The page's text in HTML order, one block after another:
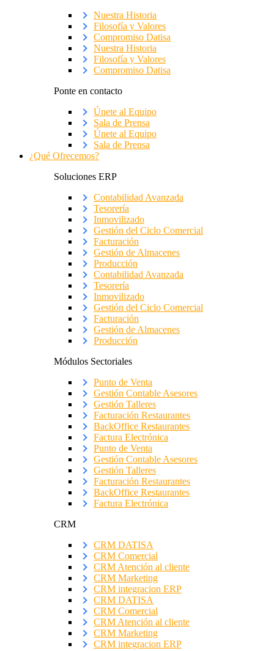
Nuestra Historia
Filosofía y Valores
Compromiso Datisa
Nuestra Historia
Filosofía y Valores
Compromiso Datisa
Ponte en contacto
Únete al Equipo
Sala de Prensa
Únete al Equipo
Sala de Prensa
¿Qué Ofrecemos?
Soluciones ERP
Contabilidad Avanzada
Tesorería
Inmovilizado
Gestión del Ciclo Comercial
Facturación
Gestión de Almacenes
Producción
Contabilidad Avanzada
Tesorería
Inmovilizado
Gestión del Ciclo Comercial
Facturación
Gestión de Almacenes
Producción
Módulos Sectoriales
Punto de Venta
Gestión Contable Asesores
Gestión Talleres
Facturación Restaurantes
BackOffice Restaurantes
Factura Electrónica
Punto de Venta
Gestión Contable Asesores
Gestión Talleres
Facturación Restaurantes
BackOffice Restaurantes
Factura Electrónica
CRM
CRM DATISA
CRM Comercial
CRM Atención al cliente
CRM Marketing
CRM integracion ERP
CRM DATISA
CRM Comercial
CRM Atención al cliente
CRM Marketing
CRM integracion ERP